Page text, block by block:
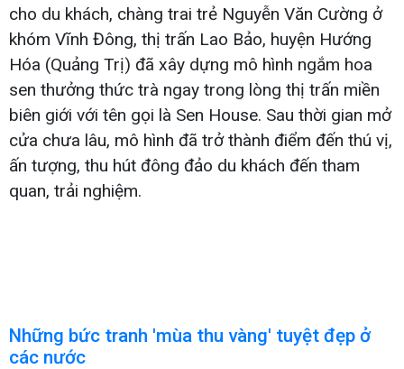
cho du khách, chàng trai trẻ Nguyễn Văn Cường ở
khóm Vĩnh Đông, thị trấn Lao Bảo, huyện Hướng
Hóa (Quảng Trị) đã xây dựng mô hình ngắm hoa
sen thưởng thức trà ngay trong lòng thị trấn miền
biên giới với tên gọi là Sen House. Sau thời gian mở
cửa chưa lâu, mô hình đã trở thành điểm đến thú vị,
ấn tượng, thu hút đông đảo du khách đến tham
quan, trải nghiệm.
Những bức tranh 'mùa thu vàng' tuyệt đẹp ở
các nước